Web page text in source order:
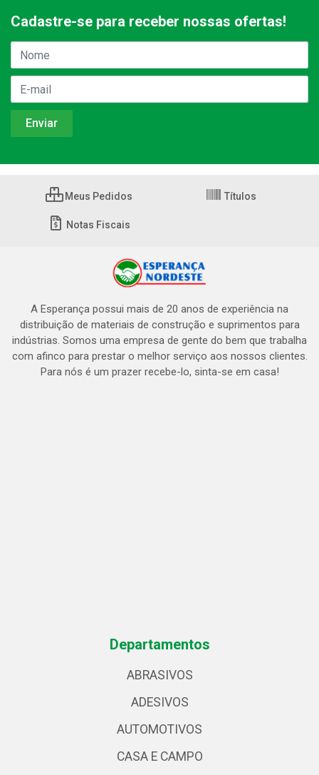
Cadastre-se para receber nossas ofertas!
Meus Pedidos Títulos
Notas Fiscais
A Esperança possui mais de 20 anos de experiência na
distribuição de materiais de construção e suprimentos para
indústrias. Somos uma empresa de gente do bem que trabalha
com afinco para prestar o melhor serviço aos nossos clientes.
Para nós é um prazer recebe-lo, sinta-se em casa!
Departamentos
ABRASIVOS
ADESIVOS
AUTOMOTIVOS
CASA E CAMPO